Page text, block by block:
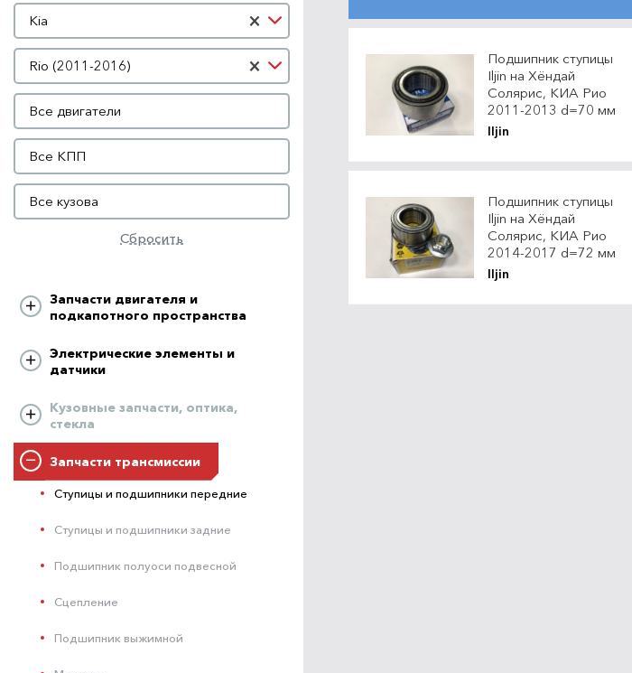
Запчасти двигателя и
подкапотного пространства
Электрические элементы и
датчики
Кузовные запчасти, оптика,
стекла
Запчасти трансмиссии
Ступицы и подшипники передние
Ступицы и подшипники задние
Подшипник полуоси подвесной
Сцепление
Подшипник выжимной
Марка автомобиля
×
Kia
Модель автомобиля ×
Rio (2011-2016)
Двигатель
Все двигатели
КПП
Все КПП
Кузов
Все кузова
Сбросить
Подшипник ступицы
Iljin на Хёндай
Солярис, КИА Рио
2011-2013 d=70 мм
Iljin
Подшипник ступицы
Iljin на Хёндай
Солярис, КИА Рио
2014-2017 d=72 мм
Iljin